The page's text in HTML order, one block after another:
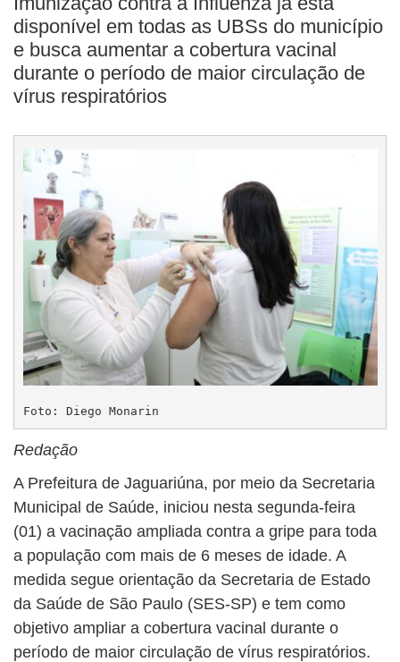
disponível em todas as UBSs do município
e busca aumentar a cobertura vacinal
durante o período de maior circulação de
vírus respiratórios
Foto: Diego Monarin
Redação
A Prefeitura de Jaguariúna, por meio da Secretaria
Municipal de Saúde, iniciou nesta segunda-feira
(01) a vacinação ampliada contra a gripe para toda
a população com mais de 6 meses de idade. A
medida segue orientação da Secretaria de Estado
da Saúde de São Paulo (SES-SP) e tem como
objetivo ampliar a cobertura vacinal durante o
período de maior circulação de vírus respiratórios.